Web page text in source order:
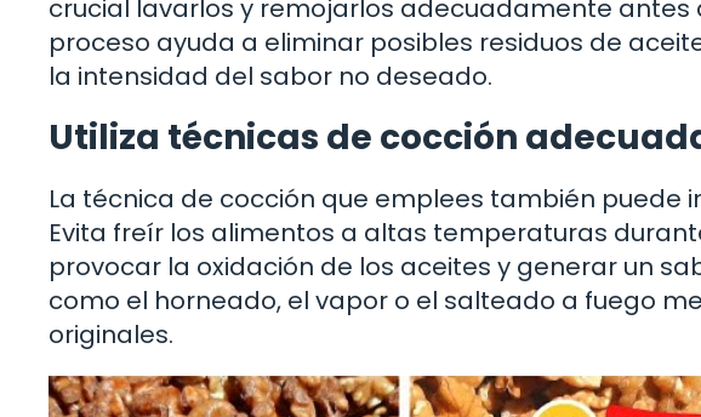
crucial lavarlos y remojarlos adecuadamente antes
proceso ayuda a eliminar posibles residuos de
la intensidad del sabor no deseado.
Utiliza técnicas de cocción
La técnica de cocción que emplees también puede
Evita freír los alimentos a altas temperaturas
provocar la oxidación de los aceites y generar un
como el horneado, el vapor o el salteado a fuego
originales.